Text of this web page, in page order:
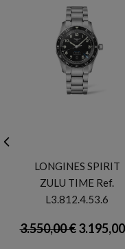
LONGINES SPIRIT
ZULU TIME Ref.
L3.812.4.53.6
3.550,00 €